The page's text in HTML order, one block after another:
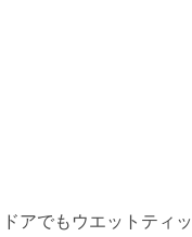
アでもウエットティッ